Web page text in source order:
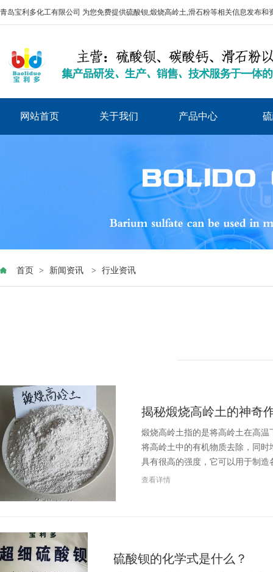
青岛宝利多化工有限公司 为您免费提供硫酸钡,煅烧高岭土,滑石粉等相关信息发布和
网站首页 关于我们 产品中心
首页 > 新闻资讯 > 行业资讯
揭秘煅烧高岭土的神奇
煅烧高岭土指的是将高岭土在高
将高岭土中的有机物质去除，同
具有很高的强度，它可以用于制
查看详情
硫酸钡的化学式是什么？